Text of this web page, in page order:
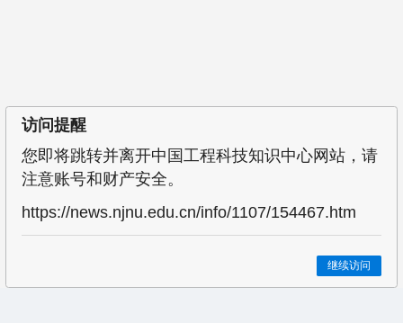
访问提醒
您即将跳转并离开中国工程科技知识中心网站，请
注意账号和财产安全。
https://news.njnu.edu.cn/info/1107/154467.htm
继续访问